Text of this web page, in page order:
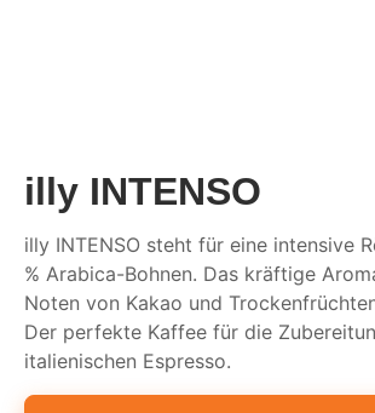
illy INTENSO
illy INTENSO steht für eine intensive
% Arabica-Bohnen. Das kräftige
Noten von Kakao und
Der perfekte Kaffee für die
italienischen Espresso.